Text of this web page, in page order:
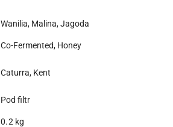
Wanilia, Malina, Jagoda
Co-Fermented, Honey
Caturra, Kent
Pod filtr
0.2 kg